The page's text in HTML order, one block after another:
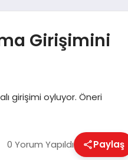
Girişimini
girişimi oyluyor. Öneri
0 Yorum Yapıldı Paylaş